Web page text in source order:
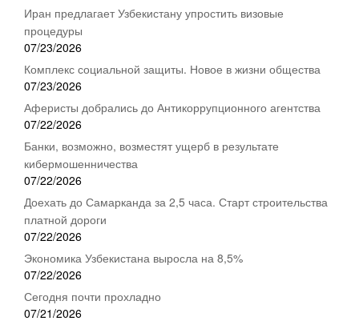
Иран предлагает Узбекистану упростить визовые
процедуры
07/23/2026
Комплекс социальной защиты. Новое в жизни общества
07/23/2026
Аферисты добрались до Антикоррупционного агентства
07/22/2026
Банки, возможно, возместят ущерб в результате
кибермошенничества
07/22/2026
Доехать до Самарканда за 2,5 часа. Старт строительства
платной дороги
07/22/2026
Экономика Узбекистана выросла на 8,5%
07/22/2026
Сегодня почти прохладно
07/21/2026